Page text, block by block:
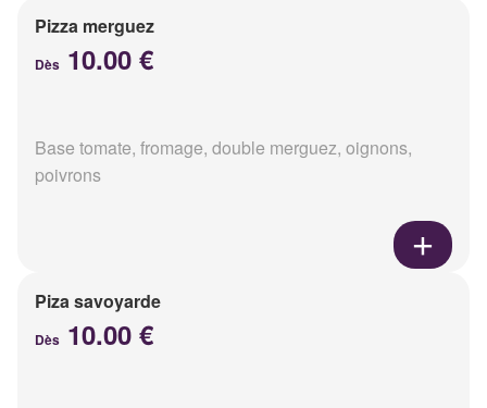
Pizza merguez
Dès 10.00 €
Base tomate, fromage, double merguez, oignons,
poivrons
Piza savoyarde
Dès 10.00 €